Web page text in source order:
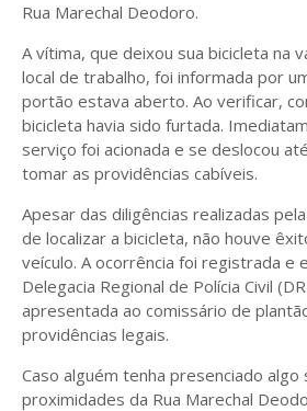
Rua Marechal Deodoro.
A vítima, que deixou sua bicicleta na
local de trabalho, foi informada por
portão estava aberto. Ao verificar,
bicicleta havia sido furtada.
serviço foi acionada e se deslocou
tomar as providências cabíveis.
Apesar das diligências realizadas
de localizar a bicicleta, não houve
veículo. A ocorrência foi registrada e
Delegacia Regional de Polícia Civil
apresentada ao comissário de
providências legais.
Caso alguém tenha presenciado algo
proximidades da Rua Marechal